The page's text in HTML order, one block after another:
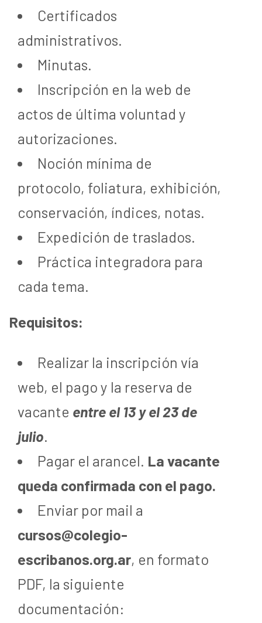
Certificados
administrativos.
Minutas.
Inscripción en la web de
actos de última voluntad y
autorizaciones.
Noción mínima de
protocolo, foliatura, exhibición,
conservación, índices, notas.
Expedición de traslados.
Práctica integradora para
cada tema.
Requisitos:
Realizar la inscripción vía
web, el pago y la reserva de
vacante entre el 13 y el 23 de
julio.
Pagar el arancel. La vacante
queda confirmada con el pago.
Enviar por mail a
cursos@colegio-
escribanos.org.ar, en formato
PDF, la siguiente
documentación: